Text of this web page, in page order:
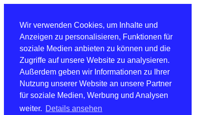
Wir verwenden Cookies, um Inhalte und
Anzeigen zu personalisieren, Funktionen für
soziale Medien anbieten zu können und die
Zugriffe auf unsere Website zu analysieren.
Außerdem geben wir Informationen zu Ihrer
Nutzung unserer Website an unsere Partner
für soziale Medien, Werbung und Analysen
weiter. Details ansehen